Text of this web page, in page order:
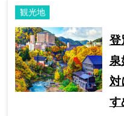
観光地
登
泉
対
す